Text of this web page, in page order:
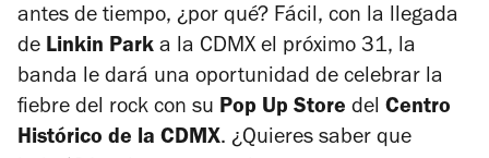
antes de tiempo, ¿por qué? Fácil, con la llegada
de Linkin Park a la CDMX el próximo 31, la
banda le dará una oportunidad de celebrar la
fiebre del rock con su Pop Up Store del Centro
Histórico de la CDMX. ¿Quieres saber que